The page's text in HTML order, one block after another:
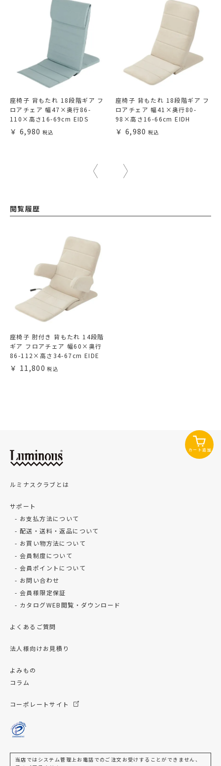
座椅子 背もたれ 18段階ギア フ
ロアチェア 幅47×奥行86-
110×高さ16-69cm EIDS
6,980
座椅子 背もたれ 18段階ギア フ
ロアチェア 幅41×奥行80-
98×高さ16-66cm EIDH
6,980
閲覧履歴
座椅子 肘付き 背もたれ 14段階
ギア フロアチェア 幅60×奥行
86-112×高さ34-67cm EIDE
11,800
カート追加
ルミナスクラブとは
サポート
お支払方法について
配送・送料・返品について
お買い物方法について
会員制度について
会員ポイントについて
お問い合わせ
会員様限定保証
カタログWEB閲覧・ダウンロード
よくあるご質問
法人様向けお見積り
よみもの
コラム
コーポレートサイト
当店ではシステム管理上お電話でのご注文お受けすることができません、